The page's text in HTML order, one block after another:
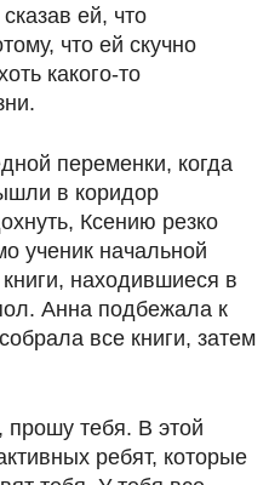
ей, что
что ей скучно
какого-то
переменки, когда
в коридор
Ксению резко
ученик начальной
находившиеся в
Анна подбежала к
все книги, затем
тебя. В этой
ребят, которые